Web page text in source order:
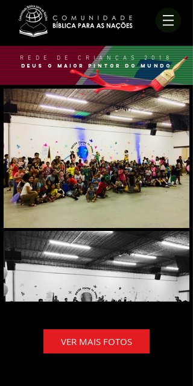
REDE DE CRIANÇAS 2018
DEUS O MAIOR PINTOR DO MUNDO
VER MAIS FOTOS